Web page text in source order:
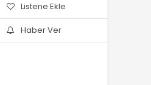
Listene Ekle
Haber Ver